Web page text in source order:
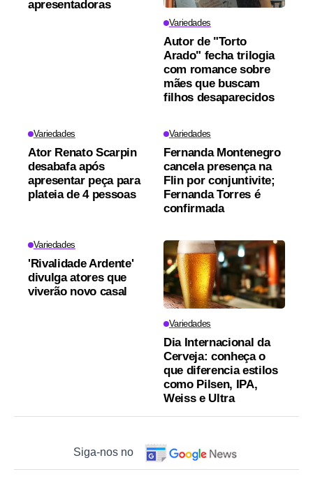
apresentadoras
Variedades
Autor de "Torto
Arado" fecha trilogia
com romance sobre
mães que buscam
filhos desaparecidos
Variedades
Ator Renato Scarpin
desabafa após
apresentar peça para
plateia de 4 pessoas
Variedades
Fernanda Montenegro
cancela presença na
Flin por conjuntivite;
Fernanda Torres é
confirmada
Variedades
'Rivalidade Ardente'
divulga atores que
viverão novo casal
Variedades
Dia Internacional da
Cerveja: conheça o
que diferencia estilos
como Pilsen, IPA,
Weiss e Ultra
Siga-nos no